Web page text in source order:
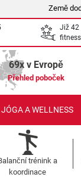
Země
Již 42
fitness
69x v Evropě
Přehled poboček
A WELLNESS
trénink a
koordinace